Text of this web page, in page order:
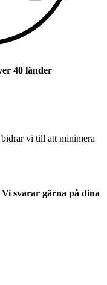
40 länder
vi till att minimera
svarar gärna på dina